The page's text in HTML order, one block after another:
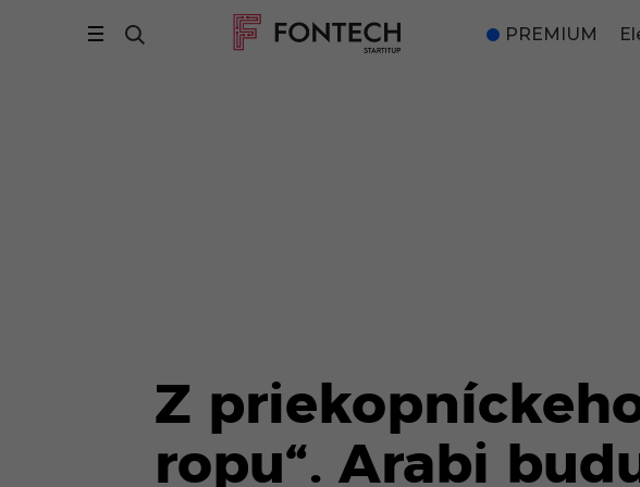
PREMIUM
Z
ropu“. Arabi